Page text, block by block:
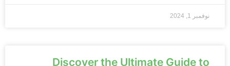
نوفمبر 1, 2024
Discover the Ultimate Guide to